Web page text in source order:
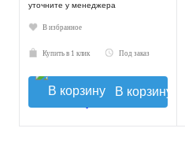
уточните у менеджера
В избранное
Купить в 1 клик Под заказ
В корзину